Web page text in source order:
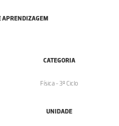
APRENDIZAGEM
CATEGORIA
Física - 3º Ciclo
UNIDADE